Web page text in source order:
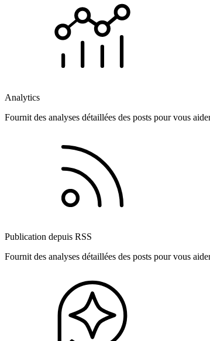
Analytics
Fournit des analyses détaillées des posts pour vous
Publication depuis RSS
Fournit des analyses détaillées des posts pour vous